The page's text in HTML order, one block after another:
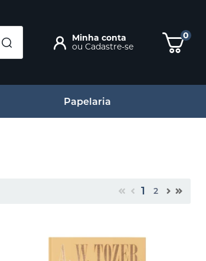
Minha conta
ou Cadastre-se
0
Papelaria
1 2